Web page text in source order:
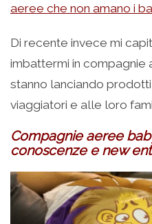
aeree che non amano i
Di recente invece mi
imbattermi in compagnie
stanno lanciando
viaggiatori e alle loro
Compagnie aeree
conoscenze e new